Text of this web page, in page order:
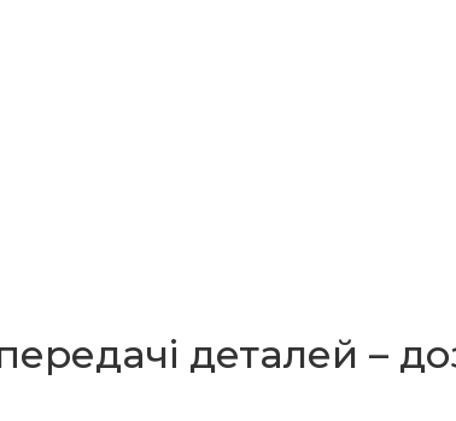
передачі деталей –